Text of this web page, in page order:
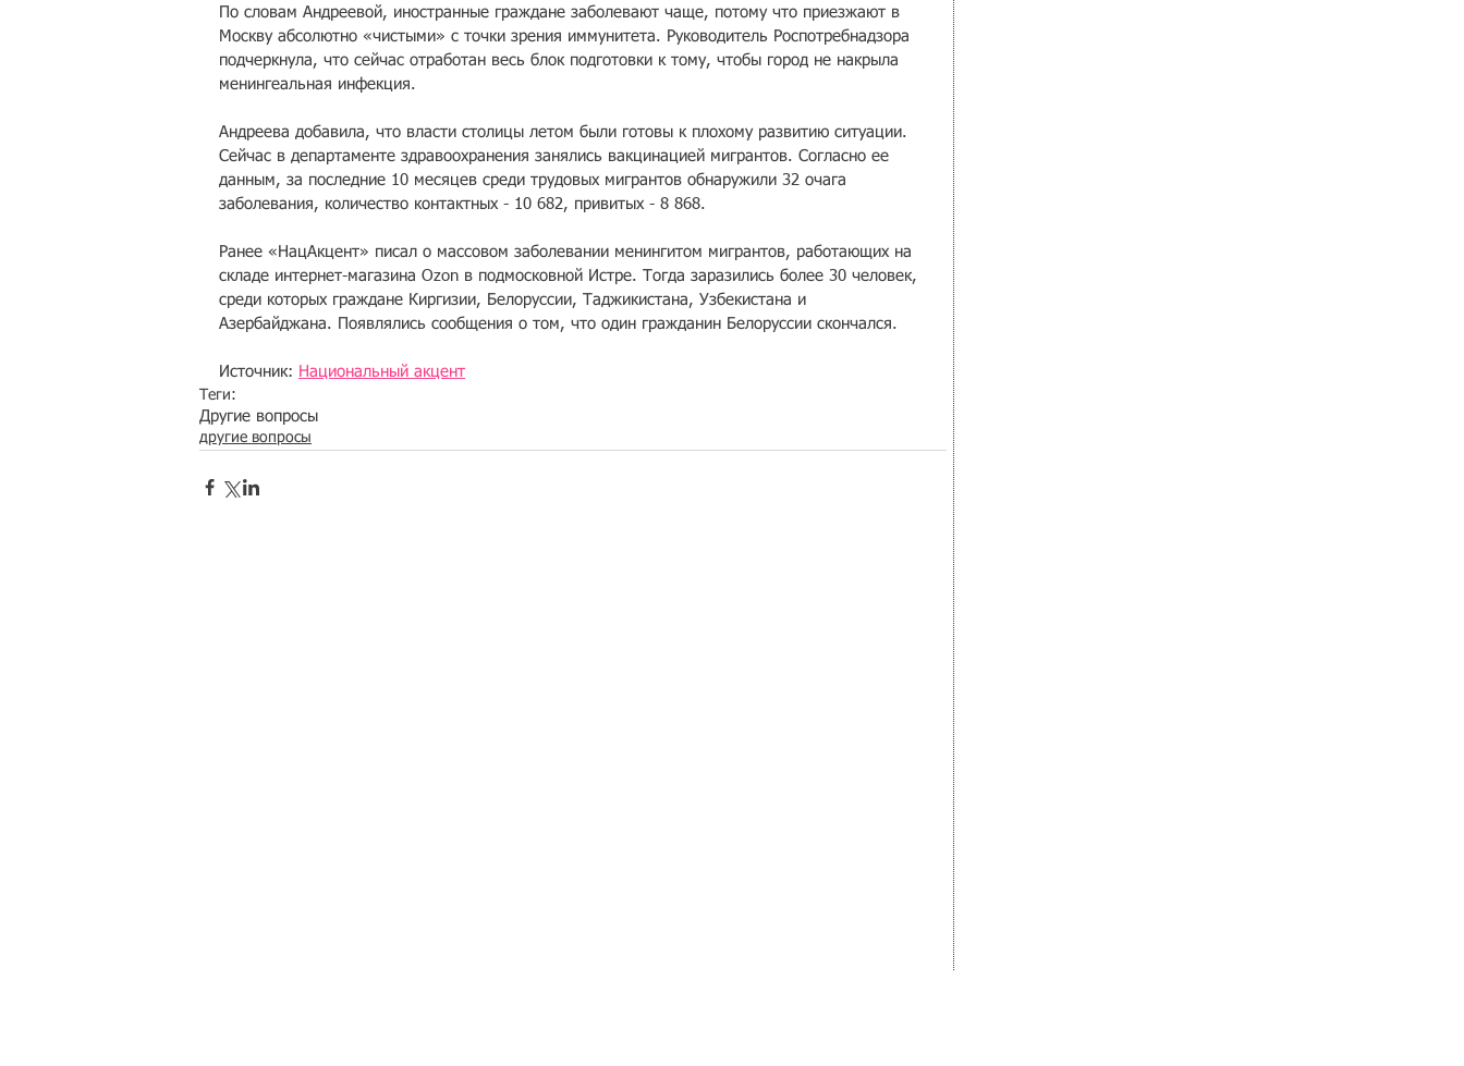
По словам Андреевой, иностранные граждане заболевают чаще, потому что приезжают в
Москву абсолютно «чистыми» с точки зрения иммунитета. Руководитель Роспотребнадзора
подчеркнула, что сейчас отработан весь блок подготовки к тому, чтобы город не накрыла
менингеальная инфекция.
Андреева добавила, что власти столицы летом были готовы к плохому развитию ситуации.
Сейчас в департаменте здравоохранения занялись вакцинацией мигрантов. Согласно ее
данным, за последние 10 месяцев среди трудовых мигрантов обнаружили 32 очага
заболевания, количество контактных - 10 682, привитых - 8 868.
Ранее «НацАкцент» писал о массовом заболевании менингитом мигрантов, работающих на
складе интернет-магазина Ozon в подмосковной Истре. Тогда заразились более 30 человек,
среди которых граждане Киргизии, Белоруссии, Таджикистана, Узбекистана и
Азербайджана. Появлялись сообщения о том, что один гражданин Белоруссии скончался.
Источник: Национальный акцент
Теги:
Другие вопросы
другие вопросы